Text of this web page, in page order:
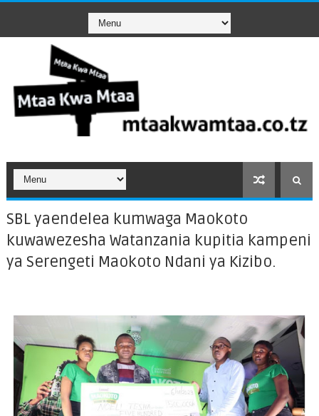
SBL yaendelea kumwaga Maokoto
kuwawezesha Watanzania kupitia kampeni
ya Serengeti Maokoto Ndani ya Kizibo.